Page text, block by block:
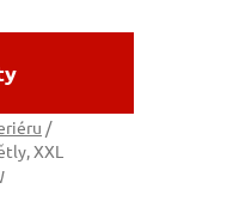
/
XXL